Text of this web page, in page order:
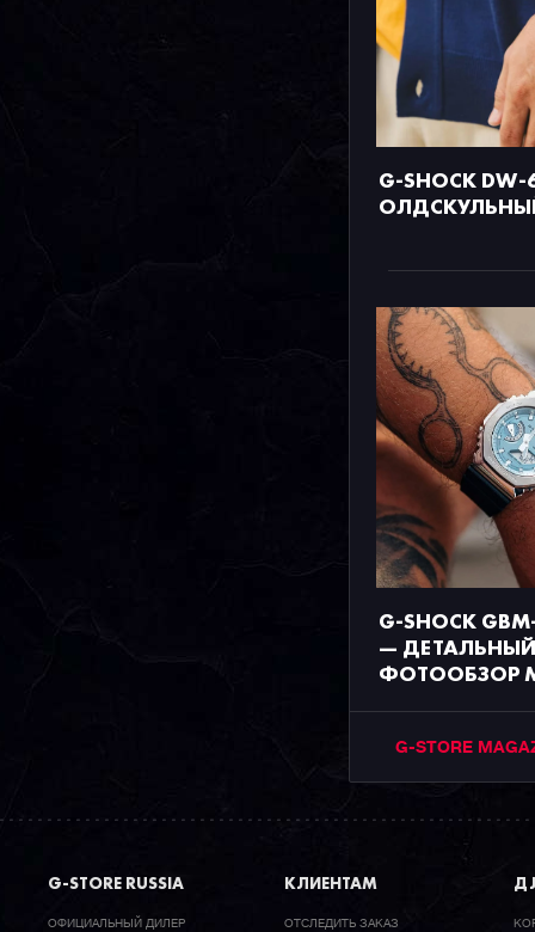
G-SHOCK
G-SHOCK
— ДЕТАЛЬНЫЙ
ФОТООБЗОР
G-STORE
G-STORE RUSSIA
ОФИЦИАЛЬНЫЙ ДИЛЕР
КЛИЕНТАМ
ОТСЛЕДИТЬ ЗАКАЗ